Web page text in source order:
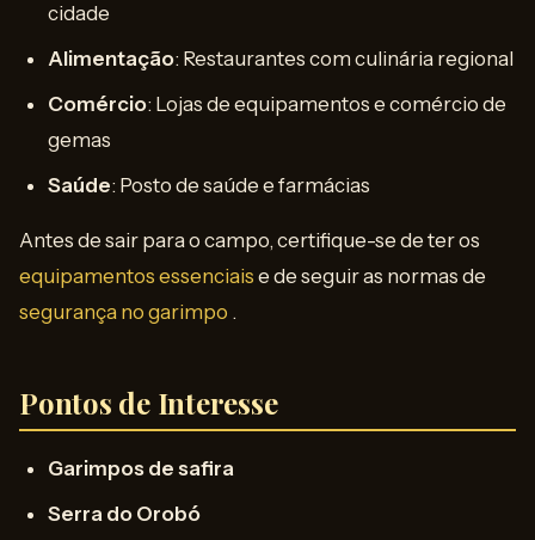
cidade
Alimentação: Restaurantes com culinária regional
Comércio: Lojas de equipamentos e comércio de
gemas
Saúde: Posto de saúde e farmácias
Antes de sair para o campo, certifique-se de ter os
equipamentos essenciais e de seguir as normas de
segurança no garimpo .
Pontos de Interesse
Garimpos de safira
Serra do Orobó